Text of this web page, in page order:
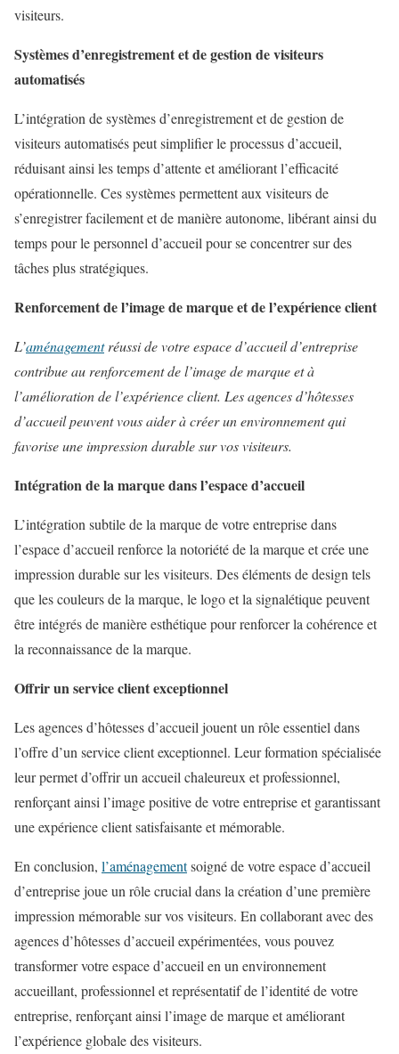
visiteurs.
Systèmes d’enregistrement et de gestion de visiteurs
automatisés
L’intégration de systèmes d’enregistrement et de gestion de
visiteurs automatisés peut simplifier le processus d’accueil,
réduisant ainsi les temps d’attente et améliorant l’efficacité
opérationnelle. Ces systèmes permettent aux visiteurs de
s’enregistrer facilement et de manière autonome, libérant ainsi du
temps pour le personnel d’accueil pour se concentrer sur des
tâches plus stratégiques.
Renforcement de l’image de marque et de l’expérience client
L’aménagementréussi de votre espace d’accueil d’entreprise
contribue au renforcement de l’image de marque et à
l’amélioration de l’expérience client. Les agences d’hôtesses
d’accueil peuvent vous aider à créer un environnement qui
favorise une impression durable sur vos visiteurs.
Intégration de la marque dans l’espace d’accueil
L’intégration subtile de la marque de votre entreprise dans
l’espace d’accueil renforce la notoriété de la marque et crée une
impression durable sur les visiteurs. Des éléments de design tels
que les couleurs de la marque, le logo et la signalétique peuvent
être intégrés de manière esthétique pour renforcer la cohérence et
la reconnaissance de la marque.
Offrir un service client exceptionnel
Les agences d’hôtesses d’accueil jouent un rôle essentiel dans
l’offre d’un service client exceptionnel. Leur formation spécialisée
leur permet d’offrir un accueil chaleureux et professionnel,
renforçant ainsi l’image positive de votre entreprise et garantissant
une expérience client satisfaisante et mémorable.
En conclusion, l’aménagementsoigné de votre espace d’accueil
d’entreprise joue un rôle crucial dans la création d’une première
impression mémorable sur vos visiteurs. En collaborant avec des
agences d’hôtesses d’accueil expérimentées, vous pouvez
transformer votre espace d’accueil en un environnement
accueillant, professionnel et représentatif de l’identité de votre
entreprise, renforçant ainsi l’image de marque et améliorant
l’expérience globale des visiteurs.